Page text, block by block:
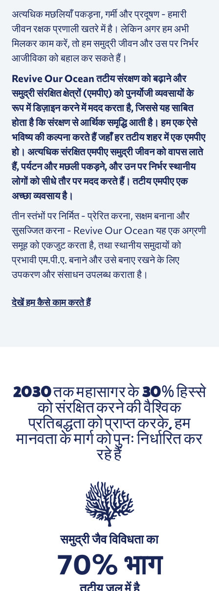
अत्यधिक मछलियाँ पकड़ना, गर्मी और प्रदूषण - हमारी
जीवन रक्षक प्रणाली खतरे में है। लेकिन अगर हम अभी
मिलकर काम करें, तो हम समुद्री जीवन और उस पर निर्भर
आजीविका को बहाल कर सकते हैं।
Revive Our Ocean तटीय संरक्षण को बढ़ाने और
समुद्री संरक्षित क्षेत्रों (एमपीए) को पुनर्योजी व्यवसायों के
रूप में डिज़ाइन करने में मदद करता है, जिससे यह साबित
होता है कि संरक्षण से आर्थिक समृद्धि आती है। हम एक ऐसे
भविष्य की कल्पना करते हैं जहाँ हर तटीय शहर में एक एमपीए
हो। अत्यधिक संरक्षित एमपीए समुद्री जीवन को वापस लाते
हैं, पर्यटन और मछली पकड़ने, और उन पर निर्भर स्थानीय
लोगों को सीधे तौर पर मदद करते हैं। तटीय एमपीए एक
अच्छा व्यवसाय है।
तीन स्तंभों पर निर्मित - प्रेरित करना, सक्षम बनाना और
सुसज्जित करना - Revive Our Ocean यह एक अग्रणी
समूह को एकजुट करता है, तथा स्थानीय समुदायों को
प्रभावी एम.पी.ए. बनाने और उसे बनाए रखने के लिए
उपकरण और संसाधन उपलब्ध कराता है।
देखें हम कैसे काम करते हैं
2030 तक महासागर के 30% हिस्से
को संरक्षित करने की वैश्विक
प्रतिबद्धता को प्राप्त करके, हम
मानवता के मार्ग को पुनः निर्धारित कर
रहे हैं
समुद्री जैव विविधता का
70% भाग
तटीय जल में है